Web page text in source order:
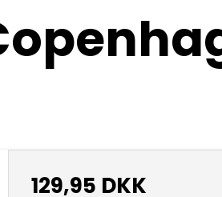
129,95 DKK